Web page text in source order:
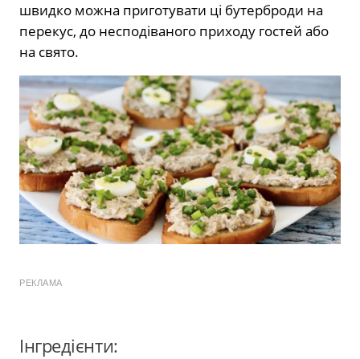
швидко можна приготувати ці бутерброди на
перекус, до несподіваного приходу гостей або
на свято.
РЕКЛАМА
Інгредієнти: